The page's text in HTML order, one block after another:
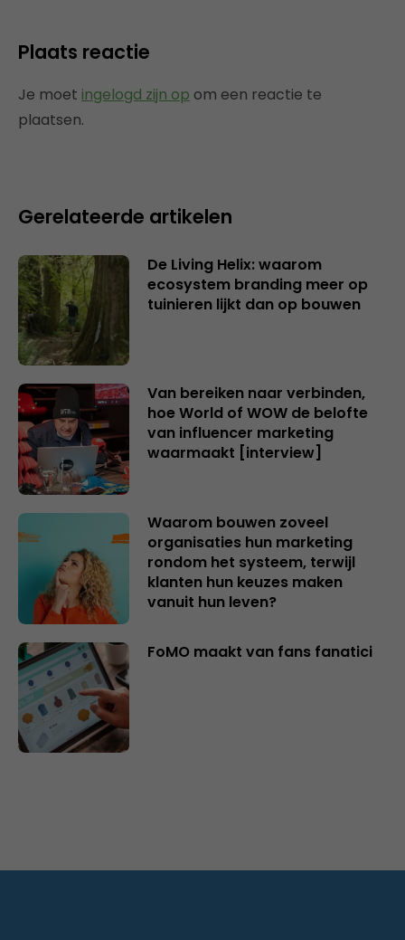
Plaats reactie
Je moet ingelogd zijn op om een reactie te
plaatsen.
Gerelateerde artikelen
De Living Helix: waarom
ecosystem branding meer op
tuinieren lijkt dan op bouwen
Van bereiken naar verbinden,
hoe World of WOW de belofte
van influencer marketing
waarmaakt [interview]
Waarom bouwen zoveel
organisaties hun marketing
rondom het systeem, terwijl
klanten hun keuzes maken
vanuit hun leven?
FoMO maakt van fans fanatici